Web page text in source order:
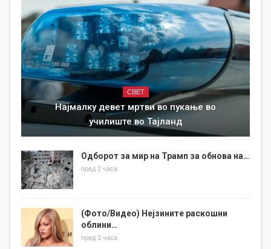
СВЕТ
Најмалку девет мртви во пукање во
училиште во Тајланд
Одборот за мир на Трамп за обнова на…
пред 2 часа
(Фото/Видео) Нејзините раскошни
облини…
пред 3 часа